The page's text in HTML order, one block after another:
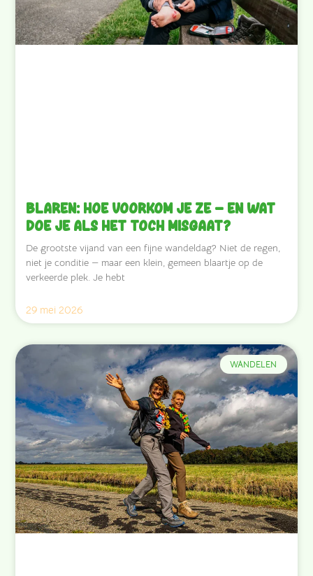
Blaren: hoe voorkom je ze — en wat
doe je als het toch misgaat?
De grootste vijand van een fijne wandeldag? Niet de regen,
niet je conditie — maar een klein, gemeen blaartje op de
verkeerde plek. Je hebt
29 mei 2026
WANDELEN